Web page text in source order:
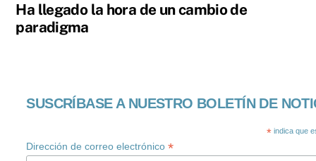
Ha llegado la hora de un cambio de
paradigma
SUSCRÍBASE A NUESTRO BOLETÍN DE
* indica que
Dirección de correo electrónico*